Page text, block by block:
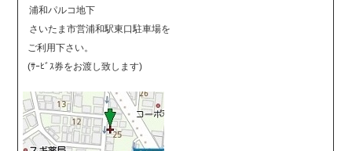
浦和パルコ地下
さいたま市営浦和駅東口駐車場を
ご利用下さい。
(ｻｰﾋﾞｽ券をお渡し致します)